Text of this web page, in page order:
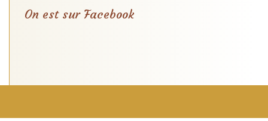
On est sur Facebook